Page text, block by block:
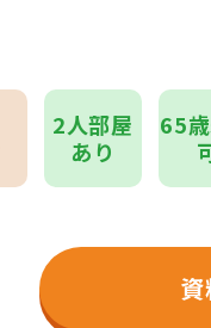
2人部屋
あり
65